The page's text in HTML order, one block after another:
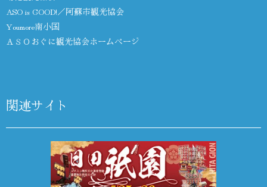
ASO is GOOD!／阿蘇市観光協会
Youmore南小国
ＡＳＯおぐに観光協会ホームページ
関連サイト